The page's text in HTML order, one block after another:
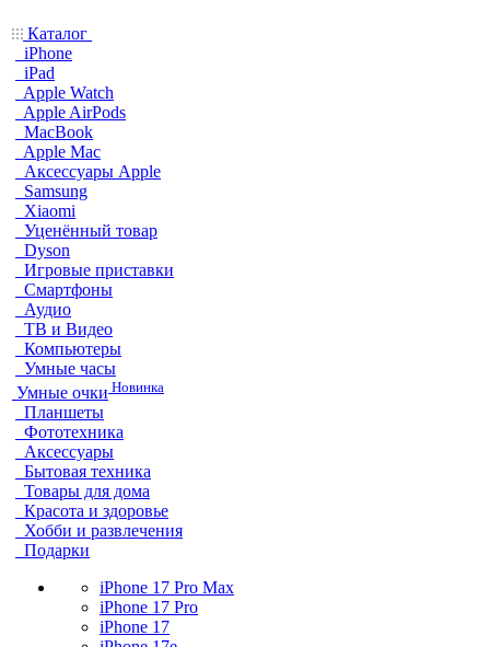
Каталог
iPhone
iPad
Apple Watch
Apple AirPods
MacBook
Apple Mac
Аксессуары Apple
Samsung
Xiaomi
Уценённый товар
Dyson
Игровые приставки
Смартфоны
Аудио
ТВ и Видео
Компьютеры
Умные часы
Умные очки Новинка
Планшеты
Фототехника
Аксессуары
Бытовая техника
Товары для дома
Красота и здоровье
Хобби и развлечения
Подарки
iPhone 17 Pro Max
iPhone 17 Pro
iPhone 17